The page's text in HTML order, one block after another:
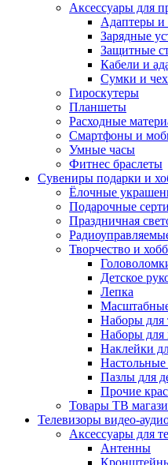
Аксессуары для
Адаптеры и
Зарядные
Защитные
Кабели и
Сумки и
Гироскутеры
Планшеты
Расходные
Смартфоны и
Умные часы
Фитнес браслеты
Сувениры подарки и
Ёлочные
Подарочные
Праздничная
Творчество и
Детское
Лепка
Наборы для
Наборы для
Наклейки
Настольные
Пазлы для
Прочие
Товары ТВ
Телевизоры видео-
Аксессуары для
Антенны